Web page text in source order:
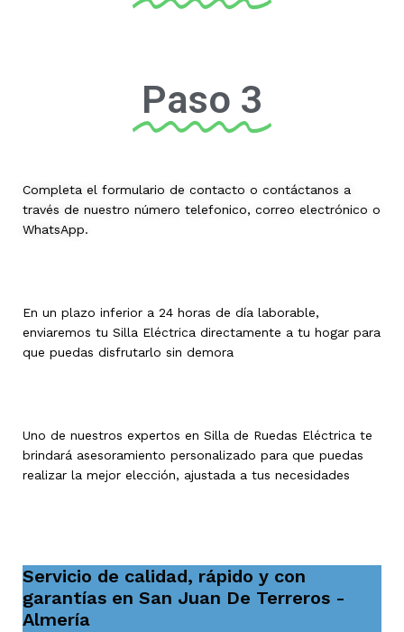
Paso 3
Completa el formulario de contacto o contáctanos a
través de nuestro número telefonico, correo electrónico o
WhatsApp.
En un plazo inferior a 24 horas de día laborable,
enviaremos tu Silla Eléctrica directamente a tu hogar para
que puedas disfrutarlo sin demora
Uno de nuestros expertos en Silla de Ruedas Eléctrica te
brindará asesoramiento personalizado para que puedas
realizar la mejor elección, ajustada a tus necesidades
Servicio de calidad, rápido y con
garantías en San Juan De Terreros -
Almería